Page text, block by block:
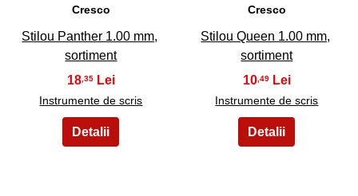
Cresco
Stilou Panther 1.00 mm,
sortiment
18 ,35
Instrumente de scris
Cresco
Stilou Queen 1.00 mm,
sortiment
10,49
Instrumente de scris